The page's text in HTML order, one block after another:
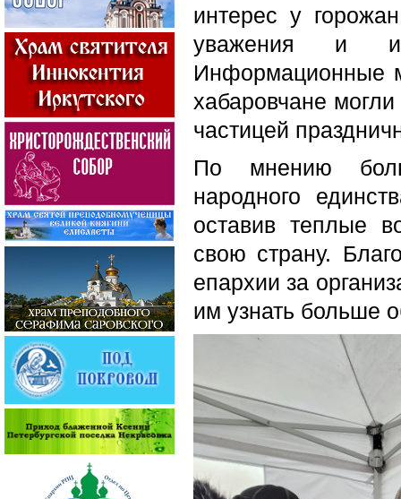
интерес у
уважения и
Информационные
хабаровчане
частицей
По мнению
народного
оставив теплые
свою страну.
епархии за
им узнать больше